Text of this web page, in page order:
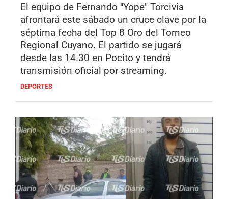
El equipo de Fernando "Yope" Torcivia
afrontará este sábado un cruce clave por la
séptima fecha del Top 8 Oro del Torneo
Regional Cuyano. El partido se jugará
desde las 14.30 en Pocito y tendrá
transmisión oficial por streaming.
DEPORTES